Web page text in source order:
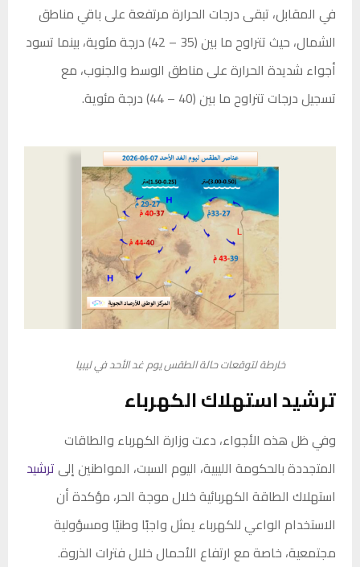
في المقابل، تبقى درجات الحرارة مرتفعة على باقي مناطق
الشمال، حيث تتراوح ما بين (35 – 42) درجة مئوية، بينما تسود
أجواء شديدة الحرارة على مناطق الوسط والجنوب، مع
تسجيل درجات تتراوح ما بين (40 – 44) درجة مئوية.
خارطة لتوقعات حالة الطقس يوم غد الأحد في ليبيا
ترشيد استهلاك الكهرباء
وفي ظل هذه الأجواء، دعت وزارة الكهرباء والطاقات
المتجددة بالحكومة الليبية، اليوم السبت، المواطنين إلىترشيد
استهلاك الطاقة الكهربائية خلال موجة الحر، مؤكدة أن
الاستخدام الواعي للكهرباء يمثل واجبًا وطنيًا ومسؤولية
مجتمعية، خاصة مع ارتفاع الأحمال خلال فترات الذروة.